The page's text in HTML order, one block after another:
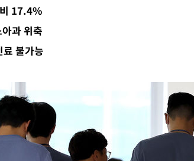
죄송"
… 정청
42.08%·
뛸 것"
씨]
17.4%
과 위축
불가능